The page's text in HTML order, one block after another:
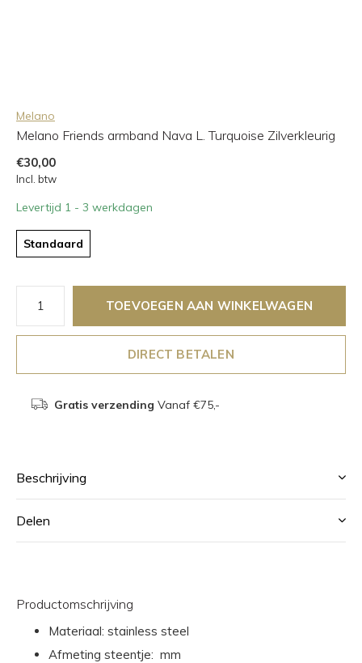
Melano
Melano Friends armband Nava L. Turquoise Zilverkleurig
€30,00
Incl. btw
Levertijd 1 - 3 werkdagen
Standaard
TOEVOEGEN AAN WINKELWAGEN
DIRECT BETALEN
Gratis verzending Vanaf €75,-
Beschrijving
Delen
Productomschrijving
Materiaal: stainless steel
Afmeting steentje: mm